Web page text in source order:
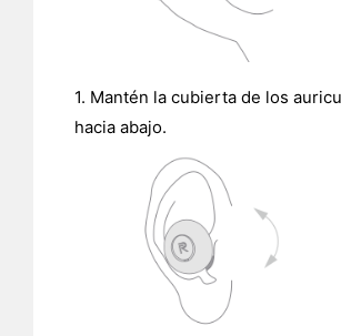
1. Mantén la cubierta de los
hacia abajo.